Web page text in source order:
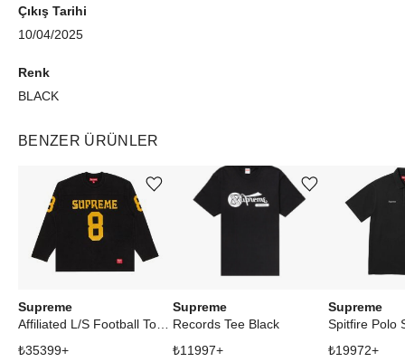
Çıkış Tarihi
10/04/2025
Renk
BLACK
BENZER ÜRÜNLER
Supreme
₺35399+
Ürünü istek listesine ekle veya listeden çıkar
Supreme
Records Tee Black
₺11997+
Ürünü istek listesine ekle veya listeden çıkar
Supreme
Spitfire Polo
₺19972+